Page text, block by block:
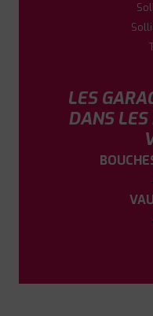
LES
DANS